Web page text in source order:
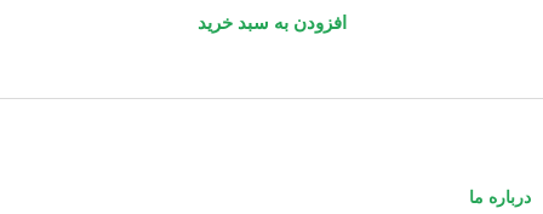
افزودن به سبد خرید
درباره ما